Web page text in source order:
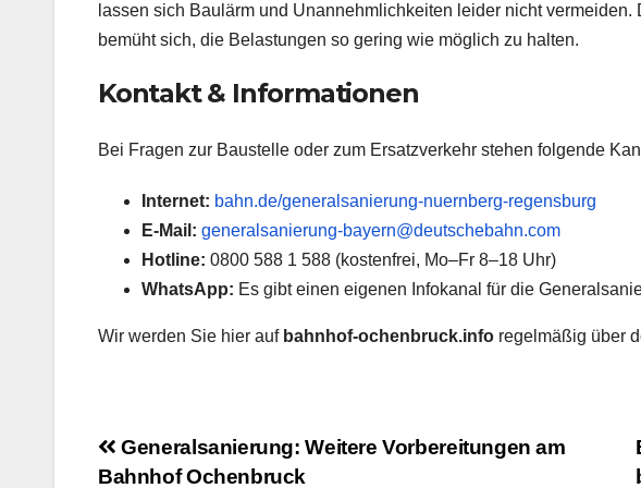
lassen sich Baulärm und Unannehmlichkeiten leider nicht vermeiden.
bemüht sich, die Belastungen so gering wie möglich zu halten.
Kontakt & Informationen
Bei Fragen zur Baustelle oder zum Ersatzverkehr stehen folgende
Internet: bahn.de/generalsanierung-nuernberg-regensburg
E-Mail: generalsanierung-bayern@deutschebahn.com
Hotline: 0800 588 1 588 (kostenfrei, Mo–Fr 8–18 Uhr)
WhatsApp: Es gibt einen eigenen Infokanal für die
Wir werden Sie hier auf bahnhof-ochenbruck.info regelmäßig über
Beitragsnavigation
Generalsanierung: Weitere Vorbereitungen am
Bahnhof Ochenbruck